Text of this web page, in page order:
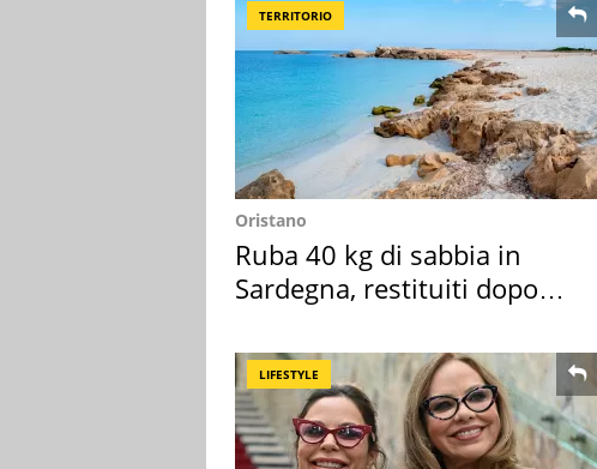
TERRITORIO
Oristano
Ruba 40 kg di sabbia in
Sardegna, restituiti dopo
LIFESTYLE